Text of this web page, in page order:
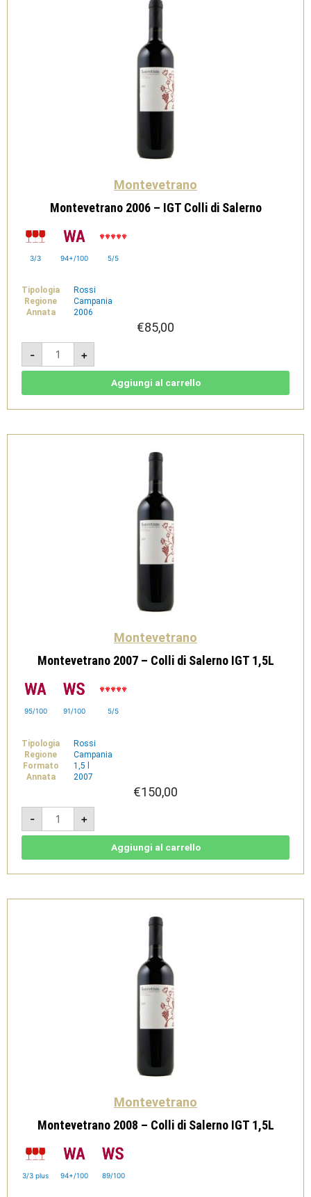
Montevetrano
Montevetrano 2006 – IGT Colli di Salerno
3/3 94+/100 5/5
Tipologia
Rossi
Regione
Campania
Annata
2006
€85,00
-
Montevetrano
2006
-
IGT
quantità
+
Aggiungi al carrello
Montevetrano
Montevetrano 2007 – Colli di Salerno IGT 1,5L
95/100 91/100 5/5
Tipologia
Rossi
Regione
Campania
Formato
1,5 l
Annata
2007
€150,00
-
Montevetrano
2007
-
Colli
1,5L
+
Aggiungi al carrello
Montevetrano
Montevetrano 2008 – Colli di Salerno IGT 1,5L
3/3 plus 94+/100 89/100